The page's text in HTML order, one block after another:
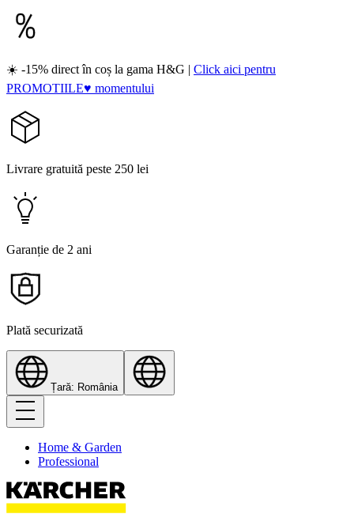
☀️ -15% direct în coș la gama H&G | Click aici pentru
PROMOTIILE♥ momentului
Livrare gratuită peste 250 lei
Garanție de 2 ani
Plată securizată
Țară: România
Home & Garden
Professional